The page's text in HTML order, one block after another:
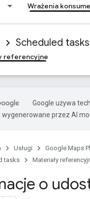
Wrażenia
Scheduled tasks
referencyjne
Google używa
wygenerowane przez AI
Usługi Google Maps
tasks
Materiały
o